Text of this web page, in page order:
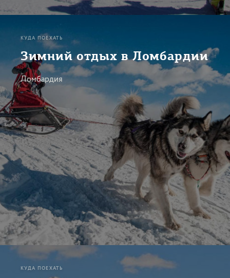
КУДА ПОЕХАТЬ
Зимний отдых в Ломбардии
Ломбардия
КУДА ПОЕХАТЬ